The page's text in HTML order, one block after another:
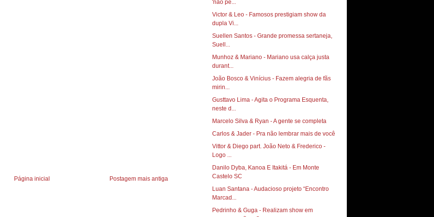
Postagem mais antiga
Página inicial
'não pe...
Victor & Leo - Famosos prestigiam show da
dupla Vi...
Suellen Santos - Grande promessa sertaneja,
Suell...
Munhoz & Mariano - Mariano usa calça justa
durant...
João Bosco & Vinícius - Fazem alegria de fãs
mirin...
Gusttavo Lima - Agita o Programa Esquenta,
neste d...
Marcelo Silva & Ryan - A gente se completa
Carlos & Jader - Pra não lembrar mais de você
Vittor & Diego part. João Neto & Frederico -
Logo ...
Danilo Dyba, Kanoa E Itakitá‏ - Em Monte
Castelo SC
Luan Santana‏ - Audacioso projeto “Encontro
Marcad...
Pedrinho & Guga - Realizam show em